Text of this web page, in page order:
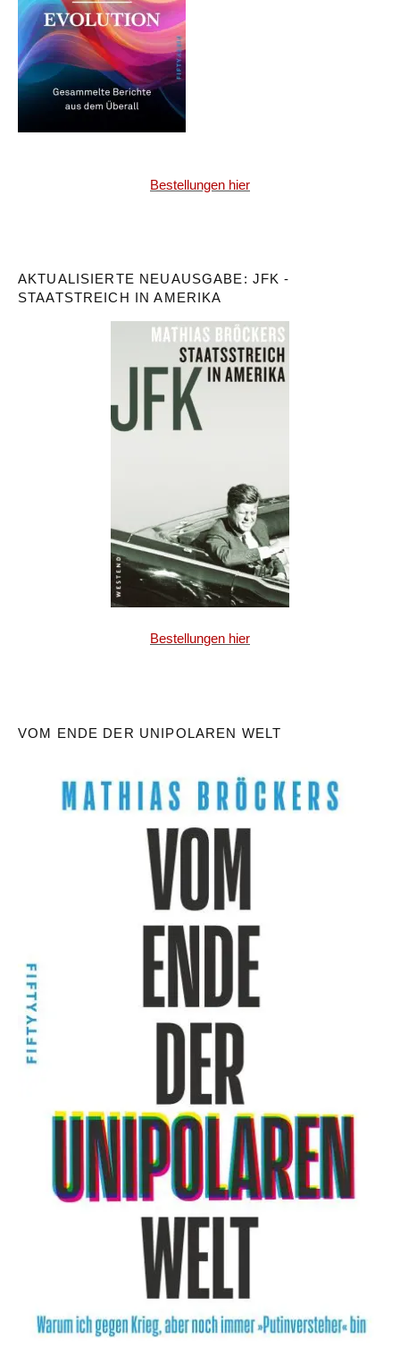
Bestellungen hier
AKTUALISIERTE NEUAUSGABE: JFK -
STAATSTREICH IN AMERIKA
Bestellungen hier
VOM ENDE DER UNIPOLAREN WELT